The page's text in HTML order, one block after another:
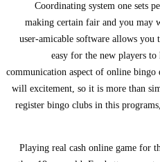
Coordinating
making certain fair
user-amicable software
easy for the
communication aspect of
will excitement, so it is
register bingo clubs in
Playing real cash online